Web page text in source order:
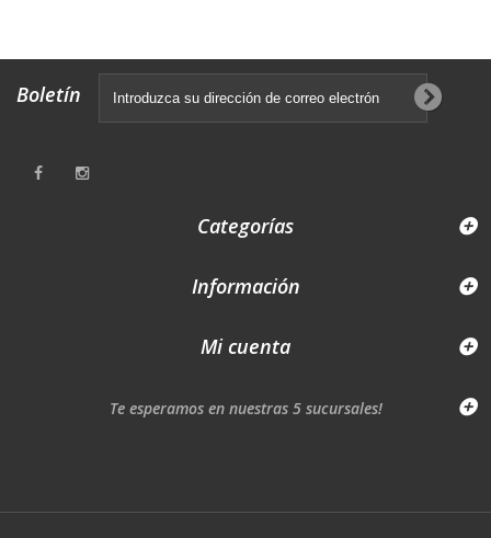
Boletín
Categorías
Información
Mi cuenta
Te esperamos en nuestras 5 sucursales!